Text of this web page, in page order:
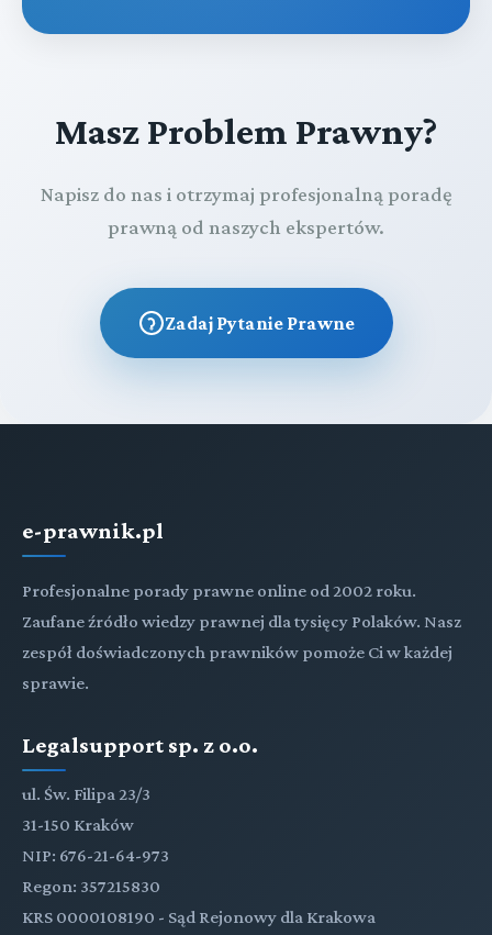
Masz Problem Prawny?
Napisz do nas i otrzymaj profesjonalną poradę
prawną od naszych ekspertów.
Zadaj Pytanie Prawne
e-prawnik.pl
Profesjonalne porady prawne online od 2002 roku.
Zaufane źródło wiedzy prawnej dla tysięcy Polaków. Nasz
zespół doświadczonych prawników pomoże Ci w każdej
sprawie.
Legalsupport sp. z o.o.
ul. Św. Filipa 23/3
31-150 Kraków
NIP: 676-21-64-973
Regon: 357215830
KRS 0000108190 - Sąd Rejonowy dla Krakowa